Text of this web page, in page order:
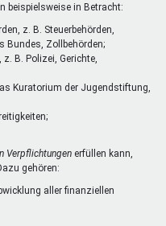
beispielsweise in Betracht:
z. B. Steuerbehörden,
Bundes, Zollbehörden;
B. Polizei, Gerichte,
Kuratorium der Jugendstiftung,
Verpflichtungen erfüllen kann,
gehören:
aller finanziellen